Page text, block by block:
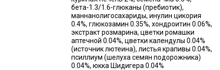
бета-1.3/1.6-глюканы (пребиотик),
маннанолигосахариды, инулин цикория
0.4%, глюкозамин 0.35%, хондроитин 0.06%,
экстракт розмарина, цветки ромашки
аптечной 0.04%, цветки календулы 0.04%
(источник лютеина), листья крапивы 0.04%,
псиллиум (шелуха семян подорожника)
0.04%, юкка Шидигера 0.04%